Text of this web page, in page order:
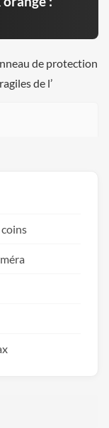
de protection
de l’